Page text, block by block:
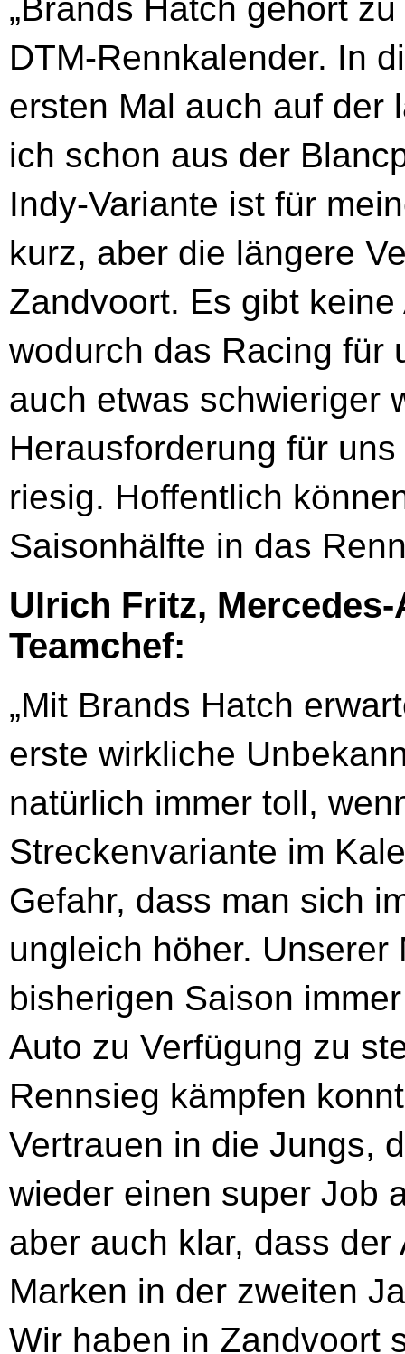
„Brands Hatch gehört
DTM-Rennkalender. In
ersten Mal auch auf der
ich schon aus der
Indy-Variante ist für
kurz, aber die längere
Zandvoort. Es gibt
wodurch das Racing für
auch etwas schwieriger
Herausforderung für
riesig. Hoffentlich
Saisonhälfte in das
Ulrich Fritz,
Teamchef:
„Mit Brands Hatch
erste wirkliche
natürlich immer toll,
Streckenvariante im
Gefahr, dass man sich
ungleich höher.
bisherigen Saison
Auto zu Verfügung zu
Rennsieg kämpfen
Vertrauen in die Jungs,
wieder einen super Job
aber auch klar, dass
Marken in der zweiten
Wir haben in Zandvoort